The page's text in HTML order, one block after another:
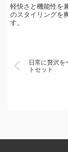
軽快さと機能性を
のスタイリングを
す。
日常に贅沢を
トセット